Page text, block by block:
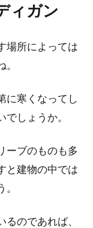
手に使った大人
ーデ！
される言葉を耳にしま
イテムを！メン
洒落に
在します。その中で
ィガン
場所によっては
に寒くなってし
しょうか。
ーブのものも多
と建物の中では
のであれば、